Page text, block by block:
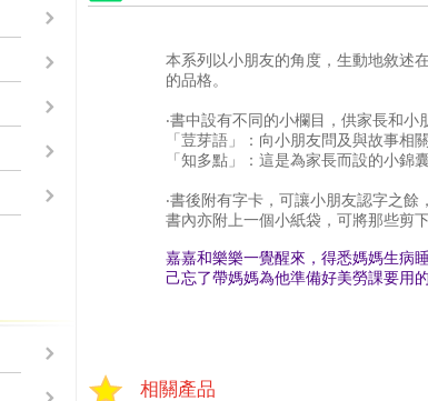
本系列以小朋友的角度，生動地敘述
的品格。
‧書中設有不同的小欄目，供家長和小
「荳芽語」：向小朋友問及與故事相
「知多點」：這是為家長而設的小錦
‧書後附有字卡，可讓小朋友認字之
書內亦附上一個小紙袋，可將那些剪
嘉嘉和樂樂一覺醒來，得悉媽媽生病
己忘了帶媽媽為他準備好美勞課要用
相關產品